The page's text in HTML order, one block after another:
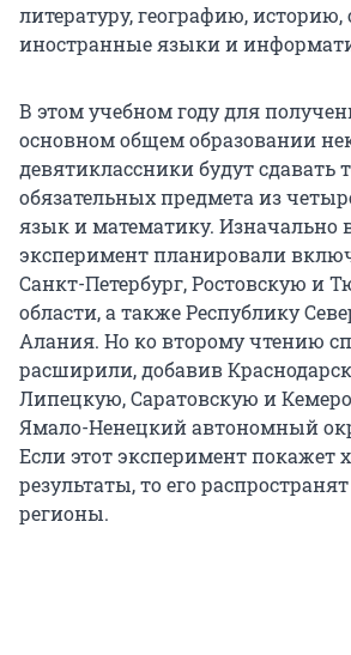
литературу, географию, историю,
иностранные языки и
В этом учебном году для
основном общем образовании
девятиклассники будут сдавать
обязательных предмета из
язык и математику. Изначально
эксперимент планировали
Санкт-Петербург, Ростовскую и
области, а также Республику
Алания. Но ко второму чтению
расширили, добавив
Липецкую, Саратовскую и
Ямало-Ненецкий автономный
Если этот эксперимент покажет
результаты, то его
регионы.